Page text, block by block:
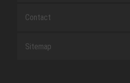
Contact
Sitemap